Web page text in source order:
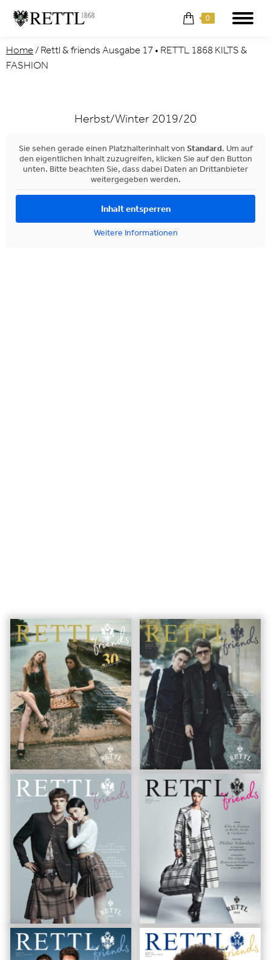
0
Home/ Rettl & friends Ausgabe 17 • RETTL 1868 KILTS &
FASHION
Herbst/Winter 2019/20
Sie sehen gerade einen Platzhalterinhalt von Standard. Um auf
den eigentlichen Inhalt zuzugreifen, klicken Sie auf den Button
unten. Bitte beachten Sie, dass dabei Daten an Drittanbieter
weitergegeben werden.
Inhalt entsperren
Weitere Informationen